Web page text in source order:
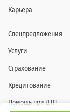
Карьера
Спецпредложения
Услуги
Страхование
Кредитование
Помощь при ДТП